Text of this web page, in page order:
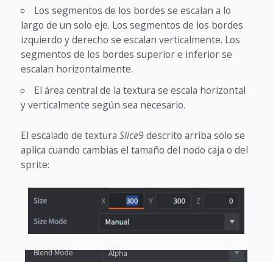
Los segmentos de los bordes se escalan a lo
largo de un solo eje. Los segmentos de los bordes
izquierdo y derecho se escalan verticalmente. Los
segmentos de los bordes superior e inferior se
escalan horizontalmente.
El área central de la textura se escala horizontal
y verticalmente según sea necesario.
El escalado de textura Slice9 descrito arriba solo se
aplica cuando cambias el tamaño del nodo caja o del
sprite: